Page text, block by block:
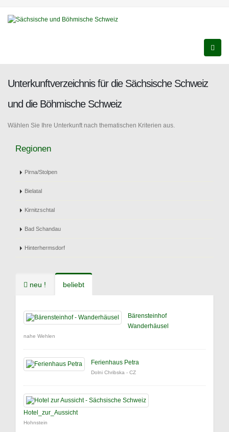
Unterkunftverzeichnis für die Sächsische Schweiz
und die Böhmische Schweiz
Wählen Sie Ihre Unterkunft nach thematischen Kriterien aus.
Regionen
Pirna/Stolpen
Bielatal
Kirnitzschtal
Bad Schandau
Hinterhermsdorf
neu ! beliebt
Bärensteinhof
Wanderhäusel
nahe Wehlen
Ferienhaus Petra
Dolni Chribska - CZ
Hotel_zur_Aussicht
Hohnstein